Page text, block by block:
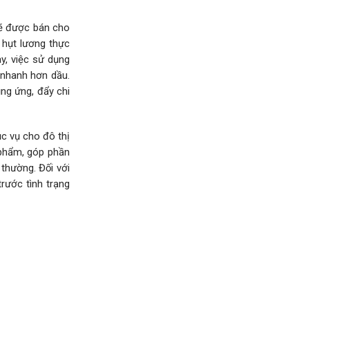
được bán cho
lương thực
việc sử dụng
hơn dầu.
ứng, đẩy chi
vụ cho đô thị
góp phần
Đối với
tình trạng